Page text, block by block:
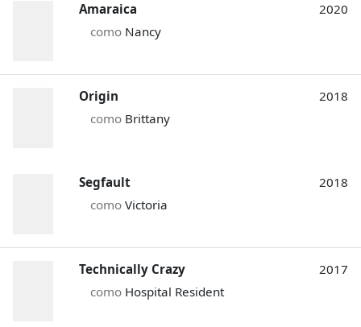
Amaraica
como Nancy
2020
Origin
como Brittany
2018
Segfault
como Victoria
2018
Technically Crazy
como Hospital Resident
2017